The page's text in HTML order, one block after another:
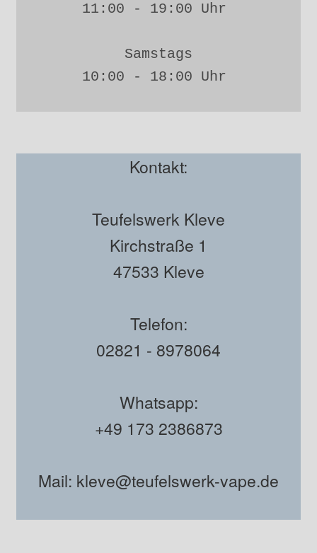
11:00 - 19:00 Uhr
Samstags
10:00 - 18:00 Uhr
Kontakt:
Teufelswerk Kleve
Kirchstraße 1
47533 Kleve
Telefon:
02821 - 8978064
Whatsapp:
+49 173 2386873
Mail: kleve@teufelswerk-vape.de